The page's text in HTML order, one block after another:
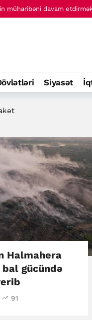
2026-cı ilin ilk 7 ayında
2026-cı ilin ilk 7 ayında
Siyasət
Halmahera
bal gücündə
91